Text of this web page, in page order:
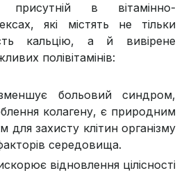
присутній в вітамінно-
які містять не тільки
кальцію, а й вивірене
полівітамінів:
больовий синдром,
колагену, є природним
для захисту клітин організму
середовища.
відновлення цілісності